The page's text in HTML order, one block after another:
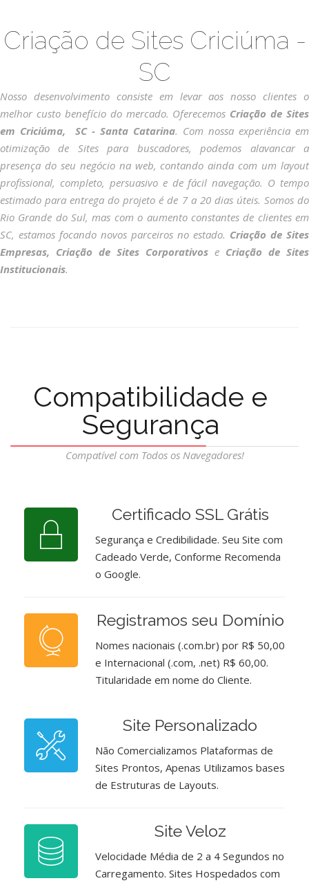
Criação de Sites Criciúma -
SC
Nosso desenvolvimento consiste em levar aos nosso clientes o
melhor custo benefício do mercado. Oferecemos Criação de Sites
em Criciúma, SC - Santa Catarina. Com nossa experiência em
otimização de Sites para buscadores, podemos alavancar a
presença do seu negócio na web, contando ainda com um layout
profissional, completo, persuasivo e de fácil navegação. O tempo
estimado para entrega do projeto é de 7 a 20 dias úteis. Somos do
Rio Grande do Sul, mas com o aumento constantes de clientes em
SC, estamos focando novos parceiros no estado. Criação de Sites
Empresas, Criação de Sites Corporativos e Criação de Sites
Institucionais.
Compatibilidade e
Segurança
Compatível com Todos os Navegadores!
Certificado SSL Grátis
Segurança e Credibilidade. Seu Site com
Cadeado Verde, Conforme Recomenda
o Google.
Registramos seu Domínio
Nomes nacionais (.com.br) por R$ 50,00
e Internacional (.com, .net) R$ 60,00.
Titularidade em nome do Cliente.
Site Personalizado
Não Comercializamos Plataformas de
Sites Prontos, Apenas Utilizamos bases
de Estruturas de Layouts.
Site Veloz
Velocidade Média de 2 a 4 Segundos no
Carregamento. Sites Hospedados com